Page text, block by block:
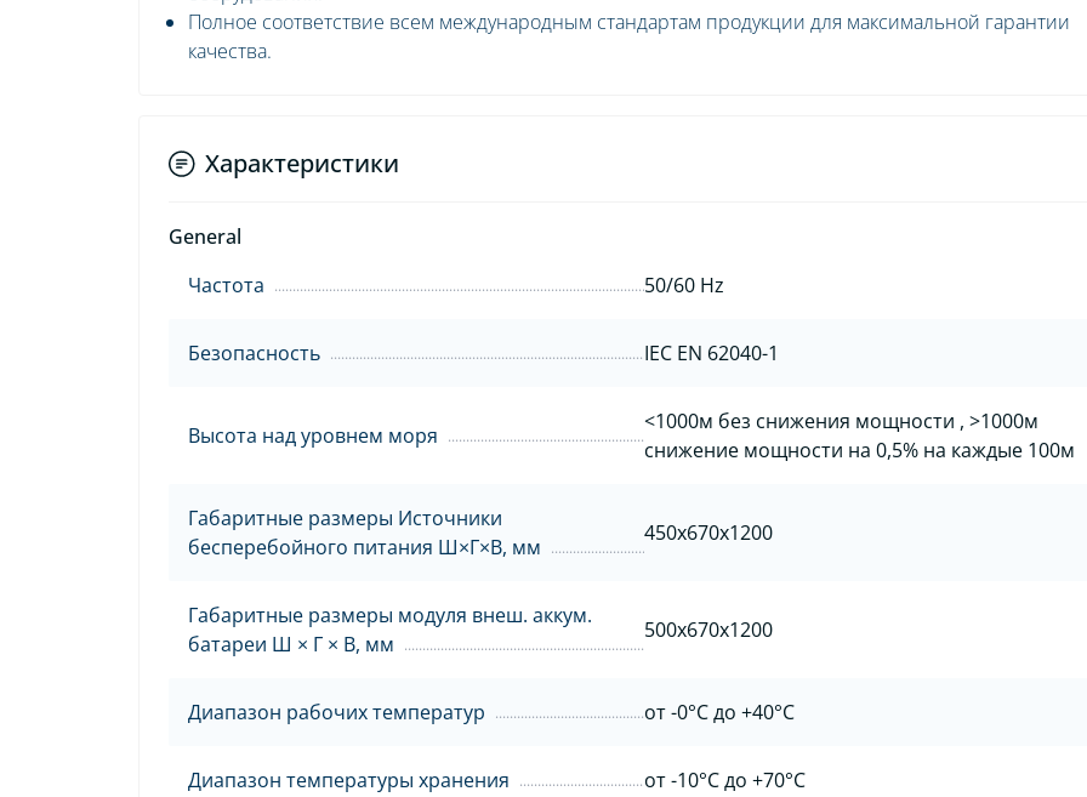
Полное соответствие всем международным стандартам продукции для максимальной гарантии
качества.
Характеристики
General
Частота
50/60 Hz
Безопасность IEC EN 62040-1
Высота над уровнем моря
<1000м без снижения мощности , >1000м
снижение мощности на 0,5% на каждые 100м
Габаритные размеры Источники
бесперебойного питания Ш×Г×В, мм
450x670x1200
Габаритные размеры модуля внеш. аккум.
батареи Ш × Г × В, мм
500x670x1200
Диапазон рабочих температур от -0°C до +40°C
Диапазон температуры хранения от -10°C до +70°C